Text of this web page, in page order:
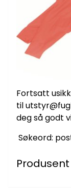
Fortsatt
til
deg så godt
Søkeord:
Produsent